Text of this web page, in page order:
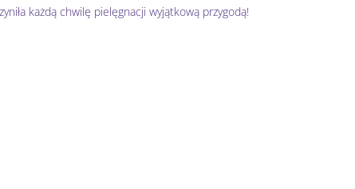
każdą chwilę pielęgnacji wyjątkową przygodą!